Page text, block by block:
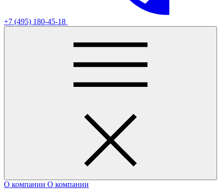
+7 (495) 180-45-18
О компании О компании